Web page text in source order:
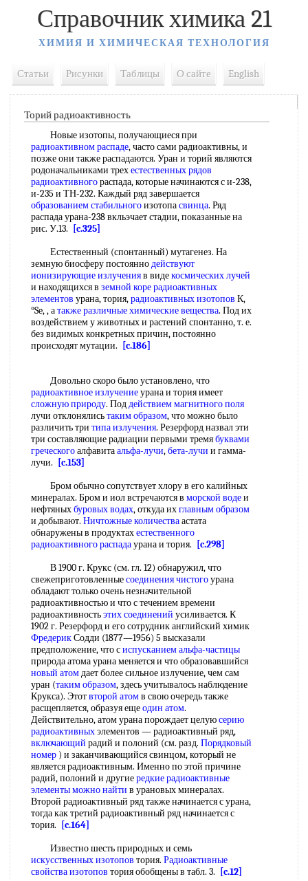
Справочник химика 21
ХИМИЯ И ХИМИЧЕСКАЯ ТЕХНОЛОГИЯ
Статьи Рисунки Таблицы О сайте English
Торий радиоактивность
Новые изотопы, получающиеся при
радиоактивном распаде, часто сами радиоактивны, и
позже они также распадаются. Уран и торий являются
родоначальниками трехестественных рядов
радиоактивногораспада, которые начинаются с и-238,
и-235 и ТН-232. Каждый ряд завершается
образованием стабильногоизотопасвинца. Ряд
распада урана-238 вкльэчает стадии, показанные на
рис. У.13.
[c.325]
Естественный (спонтанный) мутагенез. На
земную биосферу постояннодействуют
ионизирующие излученияв видекосмических лучей
и находящихся в земной корерадиоактивных
элементов урана, тория,радиоактивных изотопов К,
°Se, , атакже различныехимические вещества. Под их
воздействием у животных и растений спонтанно, т. е.
без видимых конкретных причин, постоянно
происходят мутации.
[c.186]
Довольно скоро было установлено, что
радиоактивное излучениеурана и тория имеет
сложную природу. Поддействием магнитного поля
лучи отклонялисьтаким образом, что можно было
различить три типа излучения. Резерфорд назвал эти
три составляющие радиации первыми тремябуквами
греческогоалфавитаальфа-лучи,бета-лучи и гамма-
лучи.
[c.153]
Бром обычно сопутствует хлору в его калийных
минералах. Бром и иол встречаются в морской водеи
нефтяныхбуровых водах, откуда ихглавным образом
и добывают. Ничтожные количестваастата
обнаружены в продуктахестественного
радиоактивного распадаурана и тория.
[c.298]
В 1900 г. Крукс (см. гл. 12) обнаружил, что
свежеприготовленныесоединения чистогоурана
обладают только очень незначительной
радиоактивностью и что с течением времени
радиоактивностьэтих соединений усиливается. К
1902 г. Резерфорд и его сотрудник английский химик
ФредерикСодди (1877—1956) 5 высказали
предположение, что сиспусканием альфа-частицы
природа атома урана меняется и что образовавшийся
новый атомдает более сильное излучение, чем сам
уран (таким образом, здесь учитывалось наблюдение
Крукса). Этотвторой атомв свою очередь также
расщепляется, образуя ещеодин атом.
Действительно, атом урана порождает целуюсерию
радиоактивныхэлементов — радиоактивный ряд,
включающий радий и полоний (см. разд. Порядковый
номер ) и заканчивающийся свинцом, который не
является радиоактивным. Именно по этой причине
радий, полоний и другиередкие радиоактивные
элементыможно найти в урановых минералах.
Второй радиоактивный ряд также начинается с урана,
тогда как третий радиоактивный ряд начинается с
тория.
[c.164]
Известно шесть природных и семь
искусственных изотопов тория. Радиоактивные
свойства изотопов тория обобщены в табл. 3.
[c.12]